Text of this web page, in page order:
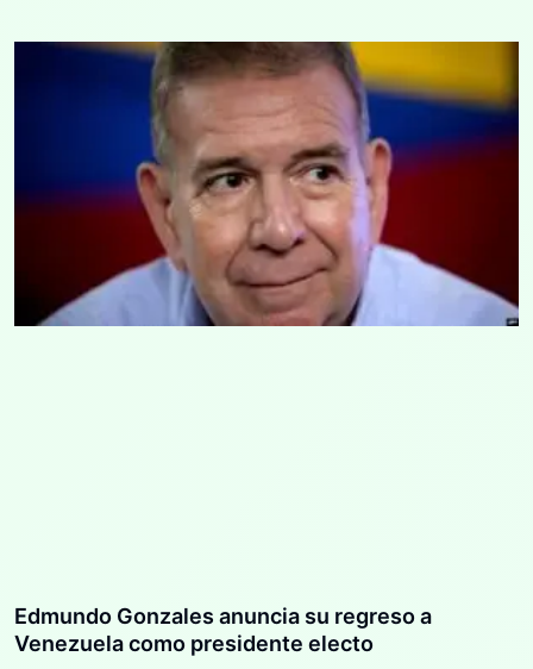
Edmundo Gonzales anuncia su regreso a
Venezuela como presidente electo